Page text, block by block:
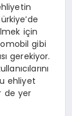
için
gibi
gerekiyor.
ehliyet
de yer